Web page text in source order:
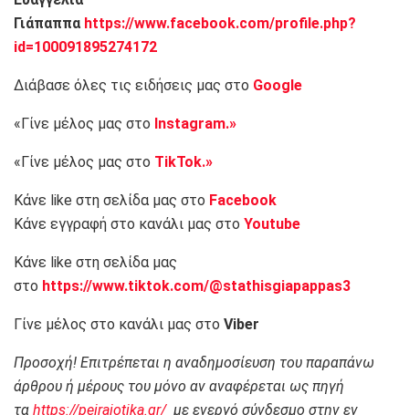
Γιάπαππα https://www.facebook.com/profile.php?
id=100091895274172
Διάβασε όλες τις ειδήσεις μας στο Google
«Γίνε μέλος μας στο Instagram.»
«Γίνε μέλος μας στο TikTok.»
Κάνε like στη σελίδα μας στο Facebook
Κάνε εγγραφή στο κανάλι μας στο Youtube
Κάνε like στη σελίδα μας
στο https://www.tiktok.com/@stathisgiapappas3
Γίνε μέλος στο κανάλι μας στο Viber
Προσοχή! Επιτρέπεται η αναδημοσίευση του παραπάνω
άρθρου ή μέρους του μόνο αν αναφέρεται ως πηγή
τα https://peiraiotika.gr/με ενεργό σύνδεσμο στην εν